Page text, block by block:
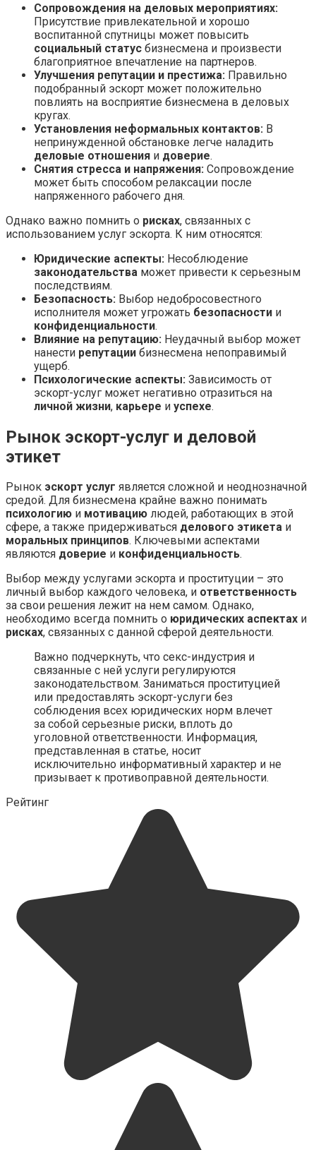
Сопровождения на деловых мероприятиях:
Присутствие привлекательной и хорошо
воспитанной спутницы может повысить
социальный статус бизнесмена и произвести
благоприятное впечатление на партнеров.
Улучшения репутации и престижа: Правильно
подобранный эскорт может положительно
повлиять на восприятие бизнесмена в деловых
кругах.
Установления неформальных контактов: В
непринужденной обстановке легче наладить
деловые отношения и доверие.
Снятия стресса и напряжения: Сопровождение
может быть способом релаксации после
напряженного рабочего дня.
Однако важно помнить о рисках, связанных с
использованием услуг эскорта. К ним относятся:
Юридические аспекты: Несоблюдение
законодательства может привести к серьезным
последствиям.
Безопасность: Выбор недобросовестного
исполнителя может угрожать безопасности и
конфиденциальности.
Влияние на репутацию: Неудачный выбор может
нанести репутации бизнесмена непоправимый
ущерб.
Психологические аспекты: Зависимость от
эскорт-услуг может негативно отразиться на
личной жизни, карьере и успехе.
Рынок эскорт-услуг и деловой
этикет
Рынок эскорт услуг является сложной и неоднозначной
средой. Для бизнесмена крайне важно понимать
психологию и мотивацию людей, работающих в этой
сфере, а также придерживаться делового этикета и
моральных принципов. Ключевыми аспектами
являются доверие и конфиденциальность.
Выбор между услугами эскорта и проституции – это
личный выбор каждого человека, и ответственность
за свои решения лежит на нем самом. Однако,
необходимо всегда помнить о юридических аспектах и
рисках, связанных с данной сферой деятельности.
Важно подчеркнуть, что секс-индустрия и
связанные с ней услуги регулируются
законодательством. Заниматься проституцией
или предоставлять эскорт-услуги без
соблюдения всех юридических норм влечет
за собой серьезные риски, вплоть до
уголовной ответственности. Информация,
представленная в статье, носит
исключительно информативный характер и не
призывает к противоправной деятельности.
Рейтинг